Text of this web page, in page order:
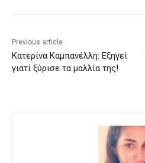
Previous article
Κατερίνα Καμπανέλλη: Εξηγεί
γιατί ξύρισε τα μαλλία της!